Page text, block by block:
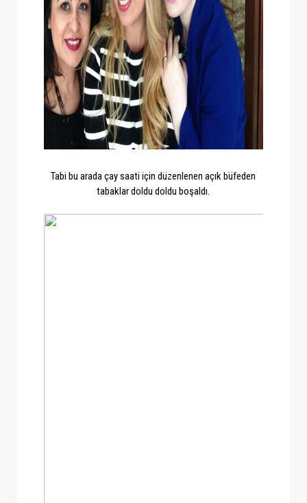
Tabi bu arada çay saati için düzenlenen açık büfeden
tabaklar doldu doldu boşaldı.